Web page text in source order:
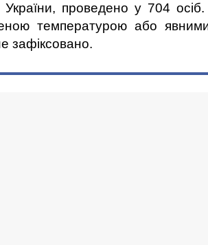
України, проведено у 704
температурою або
зафіксовано.